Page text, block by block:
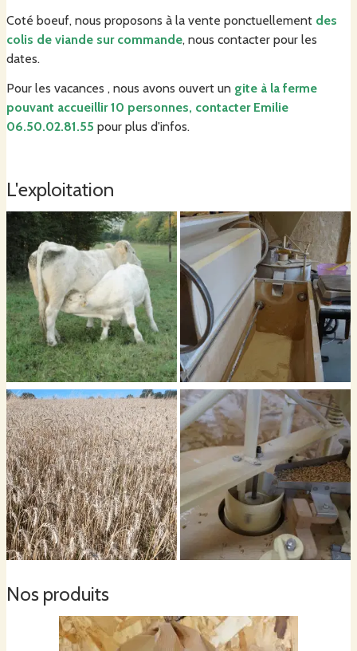
Coté boeuf, nous proposons à la vente ponctuellement
colis de viande sur commande
Pour les vacances , nous avons ouvert un
Coté boeuf, nous proposons à la vente ponctuellement des
colis de viande sur commande, nous contacter pour les
dates.
Pour les vacances , nous avons ouvert un gite à la ferme
pouvant accueillir 10 personnes, contacter Emilie
06.50.02.81.55 pour plus d'infos.
L'exploitation
Nos produits